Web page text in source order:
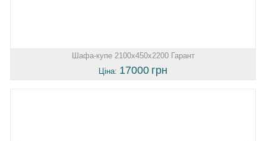
Шафа-купе 2100х450х2200 Гарант
Ціна: 17000 грн